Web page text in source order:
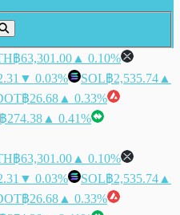
฿63,301.00 ▲ 0.10%
▼ 0.03% SOL฿2,535.74 ▲
฿26.68 ▲ 0.33%
฿274.38 ▲ 0.41%
฿63,301.00 ▲ 0.10%
▼ 0.03% SOL฿2,535.74 ▲
฿26.68 ▲ 0.33%